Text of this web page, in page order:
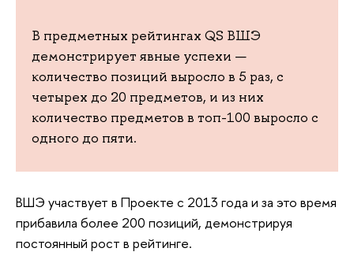
В предметных рейтингах QS ВШЭ
демонстрирует явные успехи —
количество позиций выросло в 5 раз, с
четырех до 20 предметов, и из них
количество предметов в топ-100 выросло с
одного до пяти.
ВШЭ участвует в Проекте с 2013 года и за это время
прибавила более 200 позиций, демонстрируя
постоянный рост в рейтинге.